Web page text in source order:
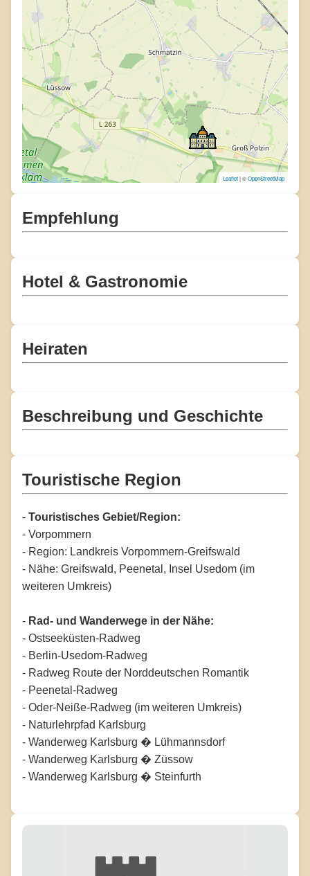
Leaflet| ©OpenStreetMap
Empfehlung
Hotel & Gastronomie
Heiraten
Beschreibung und Geschichte
Touristische Region
- Touristisches Gebiet/Region:
- Vorpommern
- Region: Landkreis Vorpommern-Greifswald
- Nähe: Greifswald, Peenetal, Insel Usedom (im
weiteren Umkreis)
- Rad- und Wanderwege in der Nähe:
- Ostseeküsten-Radweg
- Berlin-Usedom-Radweg
- Radweg Route der Norddeutschen Romantik
- Peenetal-Radweg
- Oder-Neiße-Radweg (im weiteren Umkreis)
- Naturlehrpfad Karlsburg
- Wanderweg Karlsburg � Lühmannsdorf
- Wanderweg Karlsburg � Züssow
- Wanderweg Karlsburg � Steinfurth